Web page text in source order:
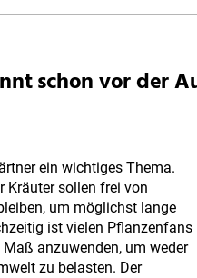
schon vor der
ein wichtiges Thema.
Kräuter sollen frei von
um möglichst lange
ist vielen Pflanzenfans
anzuwenden, um weder
zu belasten. Der